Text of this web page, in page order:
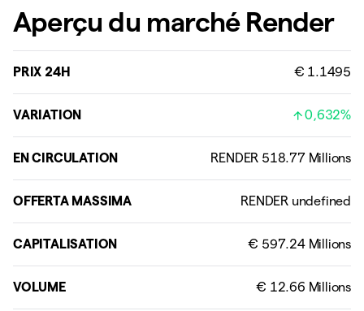
Aperçu du marché Render
PRIX 24H € 1.1495
VARIATION 0,632%
EN CIRCULATION
OFFERTA MASSIMA
CAPITALISATION
VOLUME